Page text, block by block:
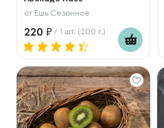
от Ешь Сезонное
220 / 1 шт. (200 г.)